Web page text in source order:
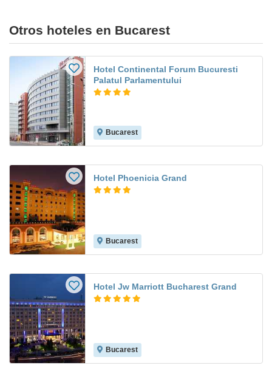
Otros hoteles en Bucarest
Hotel Continental Forum Bucuresti
Palatul Parlamentului
Bucarest
Hotel Phoenicia Grand
Bucarest
Hotel Jw Marriott Bucharest Grand
Bucarest